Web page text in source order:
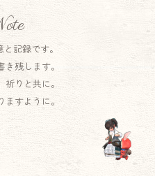
記録です。
残します。
りと共に。
すように。